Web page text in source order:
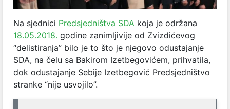
Na sjednici Predsjedništva SDA koja je održana
18.05.2018. godine zanimljivije od Zvizdićevog
“delistiranja” bilo je to što je njegovo odustajanje
SDA, na čelu sa Bakirom Izetbegovićem, prihvatila,
dok odustajanje Sebije Izetbegović Predsjedništvo
stranke “nije usvojilo”.